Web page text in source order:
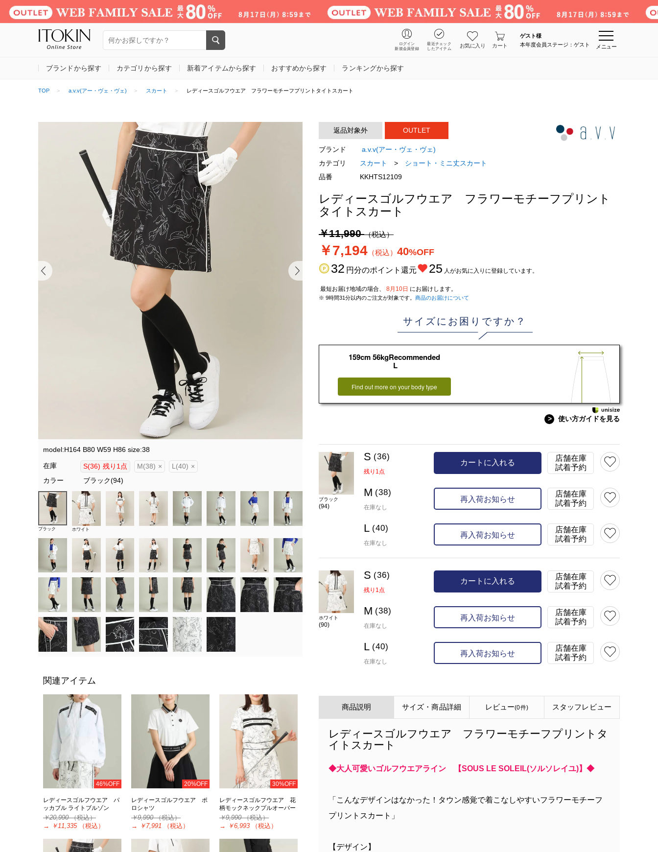
ログイン
新規会員登録
最近チェック
したアイテム
お気に入り カート
ゲスト様
本年度会員ステージ：ゲスト
メニュー
ブランドから探す カテゴリから探す 新着アイテムから探す おすすめから探す ランキングから探す
TOP a.v.v(アー・ヴェ・ヴェ) スカート レディースゴルフウエア フラワーモチーフプリントタイトスカート
model:H164 B80 W59 H86 size:38
在庫 S(36) 残り1点 M(38) × L(40) ×
カラー
ブラック(94)
ブラック ホワイト
関連アイテム
46%OFF
レディースゴルフウエア パ
ッカブル ライトブルゾン
￥20,990（税込）
→
￥11,335 （税込）
20%OFF
レディースゴルフウエア ポ
ロシャツ
￥9,990（税込）
→
￥7,991 （税込）
30%OFF
レディースゴルフウエア 花
柄モックネックプルオーバー
￥9,990（税込）
→
￥6,993 （税込）
返品対象外 OUTLET
ブランド
a.v.v(アー・ヴェ・ヴェ)
カテゴリ
スカート >
ショート・ミニ丈スカート
品番
KKHTS12109
レディースゴルフウエア フラワーモチーフプリント
タイトスカート
￥11,990（税込）
￥7,194 （税込） 40%OFF
32 円分のポイント還元 25 人がお気に入りに登録しています。
最短お届け地域の場合、 8月10日 にお届けします。
※ 9時間31分以内のご注文が対象です。 商品のお届けについて
サイズにお困りですか？
159cm 56kgRecommended
L
Find out more on your body type
> 使い方ガイドを見る
ブラック
(94)
S (36)
残り1点
カートに入れる
店舗在庫
試着予約
M (38)
在庫なし
再入荷お知らせ
店舗在庫
試着予約
L (40)
在庫なし
再入荷お知らせ
店舗在庫
試着予約
ホワイト
(90)
S (36)
残り1点
カートに入れる
店舗在庫
試着予約
M (38)
在庫なし
再入荷お知らせ
店舗在庫
試着予約
L (40)
在庫なし
再入荷お知らせ
店舗在庫
試着予約
商品説明 サイズ・商品詳細 レビュー(0件) スタッフ レビュー
レディースゴルフウエア フラワーモチーフプリントタ
イトスカート
◆大人可愛いゴルフウエアライン 【SOUS LE SOLEIL(ソルソレイユ)】◆
「こんなデザインはなかった！タウン感覚で着こなしやすいフラワーモチーフ
プリントスカート」
【デザイン】